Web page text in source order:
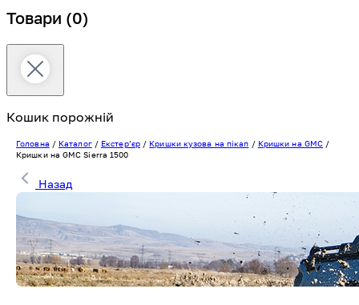
Товари (0)
Кошик порожній
Головна / Каталог/ Екстерʼєр/ Кришки кузова на пікап / Кришки на GMC /
Кришки на GMC Sierra 1500
Назад